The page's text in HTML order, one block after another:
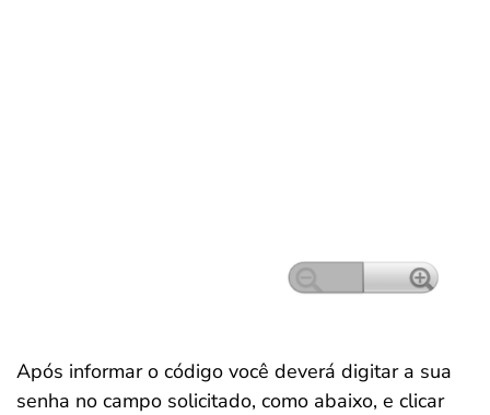
Após informar o código você deverá digitar a sua
senha no campo solicitado, como abaixo, e clicar